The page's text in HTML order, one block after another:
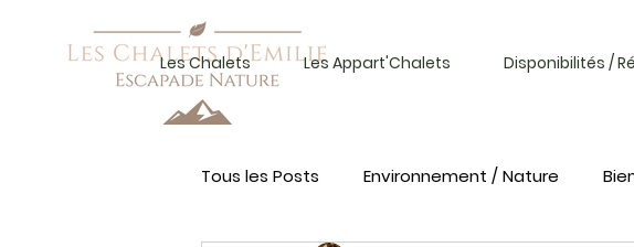
Les Chalets Les Appart'Chalets Disponibilités /
Tous les Posts Environnement / Nature